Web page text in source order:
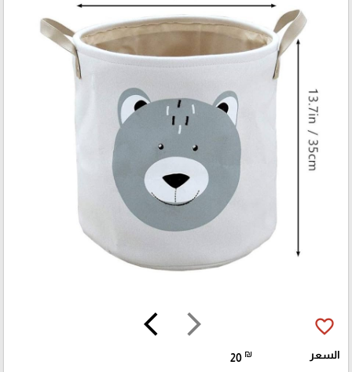
arrow_forward_ios
arrow_back_ios favorite_border
السعر 20 ₪